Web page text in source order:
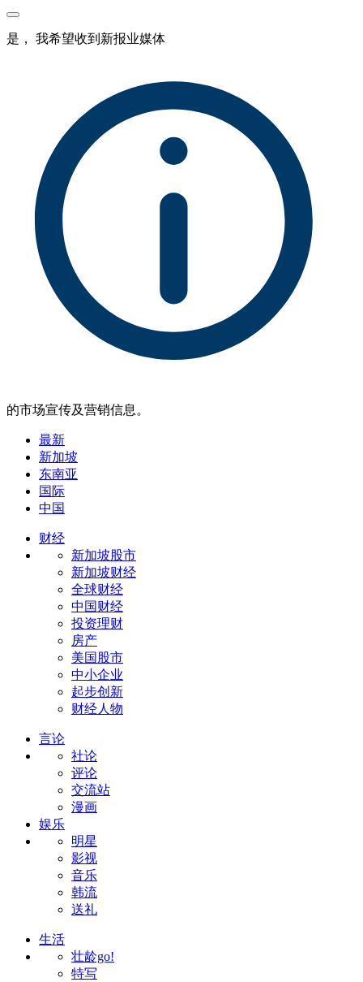
是， 我希望收到新报业媒体
的市场宣传及营销信息。
最新
新加坡
东南亚
国际
中国
财经
新加坡股市
新加坡财经
全球财经
中国财经
投资理财
房产
美国股市
中小企业
起步创新
财经人物
言论
社论
评论
交流站
漫画
娱乐
明星
影视
音乐
韩流
送礼
生活
壮龄go!
特写